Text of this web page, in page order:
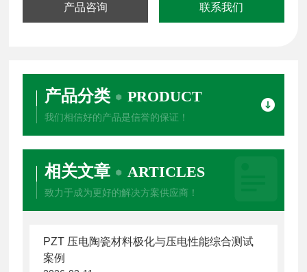
产品咨询 联系我们
产品分类 PRODUCT
我们相信好的产品是信誉的保证！
相关文章 ARTICLES
致力于成为更好的解决方案供应商！
PZT 压电陶瓷材料极化与压电性能综合测试
案例